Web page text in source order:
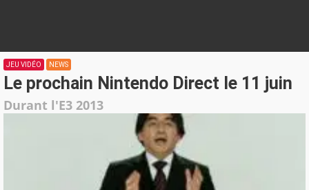
JEU VIDÉO NEWS
Le prochain Nintendo Direct le 11 juin
Durant l'E3 2013